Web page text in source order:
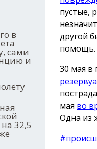
в
сами
и
32,5
пустые,
другой
помощь.
30 мая в
мая во
Одна из